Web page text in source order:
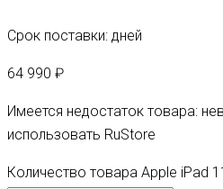
Срок поставки: дней
64 990 ₽
Имеется недостаток товара:
использовать RuStore
Количество товара Apple iPad